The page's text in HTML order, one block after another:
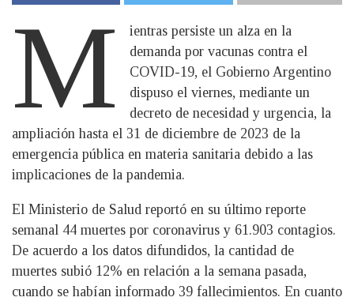
M
ientras persiste un alza en la
demanda por vacunas contra el
COVID-19, el Gobierno Argentino
dispuso el viernes, mediante un
decreto de necesidad y urgencia, la
ampliación hasta el 31 de diciembre de 2023 de la
emergencia pública en materia sanitaria debido a las
implicaciones de la pandemia.
El Ministerio de Salud reportó en su último reporte
semanal 44 muertes por coronavirus y 61.903 contagios.
De acuerdo a los datos difundidos, la cantidad de
muertes subió 12% en relación a la semana pasada,
cuando se habían informado 39 fallecimientos. En cuanto